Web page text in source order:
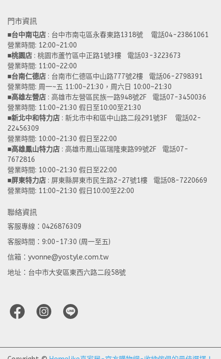
門市資訊
■台中南屯店 : 台中市南屯區永春東路1318號    電話04-23861061
營業時間: 12:00~21:00
■桃園店 : 桃園市蘆竹區中正路1號3樓   電話03-3223673
營業時間: 11:00~22:00
■台南仁德店 : 台南市仁德區中山路777號2樓   電話06-2798391
營業時間: 周一~五 11:00~21:30，周六日 10:00~21:30
■高雄左營店 : 高雄市左營區民族一路948號2F   電話07-3450036
營業時間: 11:00~21:30 假日至10:00至21:30
■新北中和特力店 : 新北市中和區中山路二段291號3F    電話02-
22456309
營業時間: 10:00~21:30 假日至22:00
■高雄鳳山特力店 : 高雄市鳳山區瑞隆東路99號2F   電話07-
7672816
營業時間: 10:00~21:30 假日至22:00
■屏東特力店 : 屏東縣屏東市民生路2-27號1樓   電話08-7220669
營業時間: 11:00~21:30 假日10:00至22:00
聯絡資訊
客服專線：0426876309
客服時間：9:00-17:30 (周一至五)
信箱：yvonne@yostyle.com.tw
地址：台中市大安區東西六路二段58號